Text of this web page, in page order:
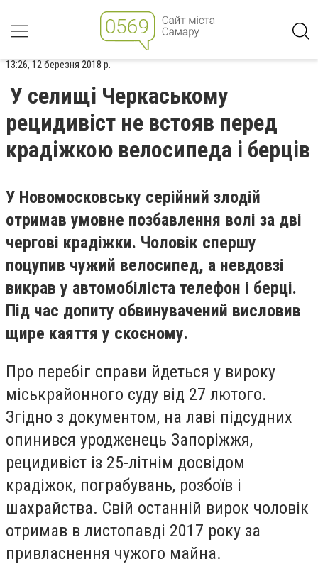
13:26, 12 березня 2018 р.
У селищі Черкаському
рецидивіст не встояв перед
крадіжкою велосипеда і берців
У Новомосковську серійний злодій
отримав умовне позбавлення волі за дві
чергові крадіжки. Чоловік спершу
поцупив чужий велосипед, а невдовзі
викрав у автомобіліста телефон і берці.
Під час допиту обвинувачений висловив
щире каяття у скоєному.
Про перебіг справи йдеться у вироку
міськрайонного суду від 27 лютого.
Згідно з документом, на лаві підсудних
опинився уродженець Запоріжжя,
рецидивіст із 25-літнім досвідом
крадіжок, пограбувань, розбоїв і
шахрайства. Свій останній вирок чоловік
отримав в листопавді 2017 року за
привласнення чужого майна.